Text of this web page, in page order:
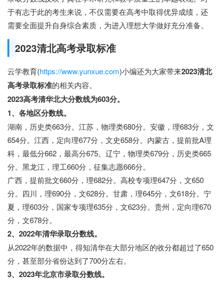
于有志于此的考生来说，不仅需要在高考中取得优异成绩，还
需要全面提升自身综合素质，为进入理想大学做好充分准备。
2023清北高考录取标准
云学教育(https://www.yunxue.com)小编还为大家带来2023清北
高考录取标准的相关内容。
2023高考清华北大分数线为603分。
1、各地区分数线。
湖南，历史类663分。江苏，物理类680分。安徽，理683分，文
654分。江西，定向理677分，文史658分。内蒙古，提前批A理
科，最低分662，最高分675。辽宁，物理类679分，历史类665
分。黑龙江，理工660分，征集志愿666分。
广西，提前批文660分，理682分。高校专项理647分，文650
分。四川，理690分，文628分。甘肃，理645分，文618分。宁
夏，理603分，国家专项理635分，文623分。贵州，定向理670
分，文678分。
2、2022年清华录取分数线。
从2022年的数据中，得知清华在大部分地区的收分都超过了650
分，甚至部分省份达到了700分左右。
3、2023年北京市录取分数线。